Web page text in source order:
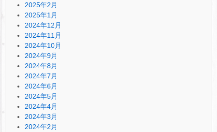
2025年2月
2025年1月
2024年12月
2024年11月
2024年10月
2024年9月
2024年8月
2024年7月
2024年6月
2024年5月
2024年4月
2024年3月
2024年2月